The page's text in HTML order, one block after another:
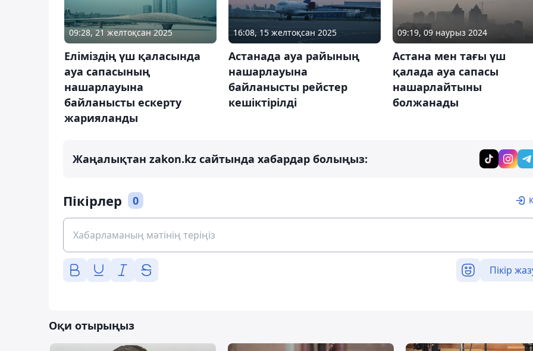
09:28, 21 желтоқсан 2025
Еліміздің үш қаласында
ауа сапасының
нашарлауына
байланысты ескерту
жарияланды
16:08, 15 желтоқсан 2025
Астанада ауа райының
нашарлауына
байланысты рейстер
кешіктірілді
09:19, 09 наурыз 2024
Астана мен тағы үш
қалада ауа сапасы
нашарлайтыны
болжанады
Жаңалықтан zakon.kz сайтында хабардар болыңыз:
Пікірлер 0
Пікір
Оқи отырыңыз